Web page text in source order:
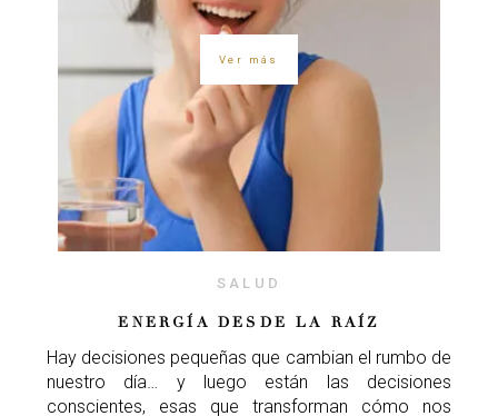
Ver más
SALUD
ENERGÍA DESDE LA RAÍZ
Hay decisiones pequeñas que cambian el rumbo de
nuestro día… y luego están las decisiones
conscientes, esas que transforman cómo nos